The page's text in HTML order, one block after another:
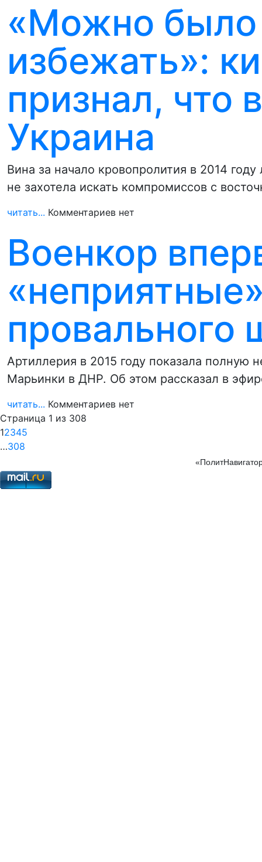
«Можно было
избежать»:
признал, что
Украина
Вина за начало кровопролития в 2014
не захотела искать компромиссов с
читать... Комментариев нет
Военкор
Артиллерия в 2015 году показала полную
Марьинки в ДНР. Об этом рассказал в
читать... Комментариев нет
Страница 1 из 308
12345
…308